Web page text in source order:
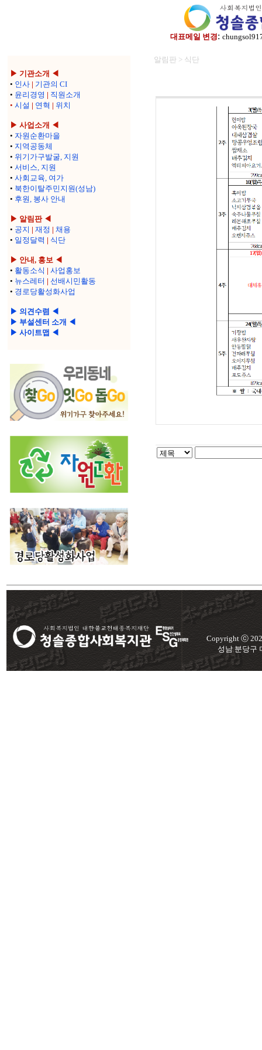
대표메일 변경:
▶ 기관소개 ◀
• 인사 | 기관의 CI
• 윤리경영 | 직원소개
• 시설 | 연혁 | 위치
▶ 사업소개 ◀
• 자원순환마을
• 지역공동체
• 위기가구발굴, 지원
• 서비스, 지원
• 사회교육, 여가
• 북한이탈주민지원(성남)
• 후원, 봉사 안내
▶ 알림판 ◀
• 공지 | 재정 | 채용
• 일정달력 | 식단
▶ 안내, 홍보 ◀
• 활동소식 | 사업홍보
• 뉴스레터 | 선배시민활동
• 경로당활성화사업
▶ 의견수렴 ◀
▶ 부설센터 소개 ◀
▶ 사이트맵 ◀
알림판 > 식단
Copyright ⓒ
성남 분당구